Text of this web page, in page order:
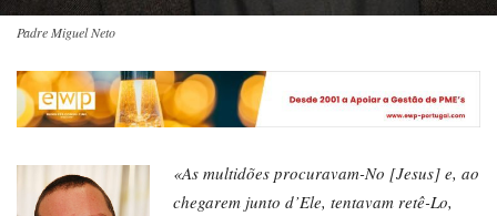
Padre Miguel Neto
«As multidões procuravam-No [Jesus] e, ao
chegarem junto d’Ele, tentavam retê-Lo,